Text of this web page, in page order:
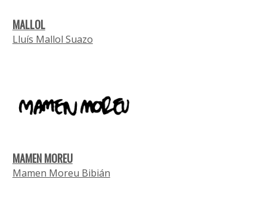
MALLOL
Lluís Mallol Suazo
MAMEN MOREU
Mamen Moreu Bibián